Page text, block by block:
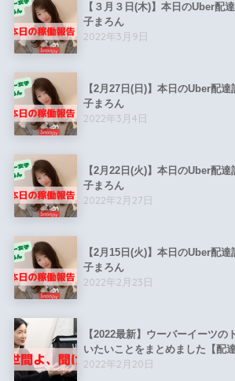
【３月３日(木)】本日のUber配
子まろん
2022年3月9日
【2月27日(日)】本日のUber配
子まろん
2022年3月4日
【2月22日(火)】本日のUber配
子まろん
2022年2月27日
【2月15日(火)】本日のUber配
子まろん
2022年2月23日
【2022最新】ウーバーイーツの
いたいことをまとめました【配
2022年2月20日